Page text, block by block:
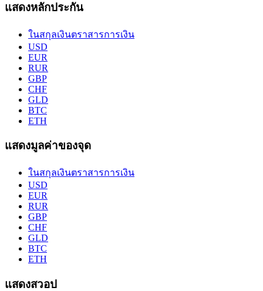
แสดงหลักประกัน
ในสกุลเงินตราสารการเงิน
USD
EUR
RUR
GBP
CHF
GLD
BTC
ETH
แสดงมูลค่าของจุด
ในสกุลเงินตราสารการเงิน
USD
EUR
RUR
GBP
CHF
GLD
BTC
ETH
แสดงสวอป